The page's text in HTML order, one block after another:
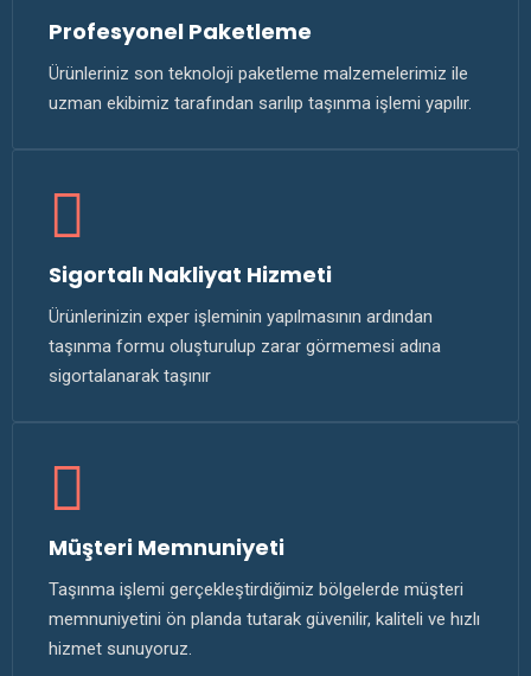
Profesyonel Paketleme
Ürünleriniz son teknoloji paketleme malzemelerimiz ile
uzman ekibimiz tarafından sarılıp taşınma işlemi yapılır.
Sigortalı Nakliyat Hizmeti
Ürünlerinizin exper işleminin yapılmasının ardından
taşınma formu oluşturulup zarar görmemesi adına
sigortalanarak taşınır
Müşteri Memnuniyeti
Taşınma işlemi gerçekleştirdiğimiz bölgelerde müşteri
memnuniyetini ön planda tutarak güvenilir, kaliteli ve hızlı
hizmet sunuyoruz.